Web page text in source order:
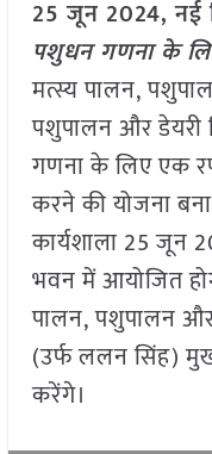
25 जून 2024, नई
पशुधन गणना के
मत्स्य पालन,
पशुपालन और डेयरी
गणना के लिए एक
करने की योजना
कार्यशाला 25 जून
भवन में आयोजित
पालन, पशुपालन और
(उर्फ ललन सिंह)
करेंगे।